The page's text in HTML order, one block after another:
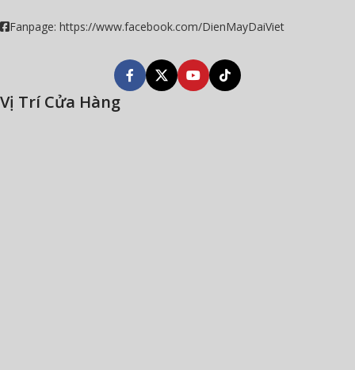
Fanpage: https://www.facebook.com/DienMayDaiViet
Vị Trí Cửa Hàng